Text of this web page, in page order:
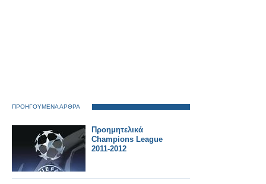
ΠΡΟΗΓΟΥΜΕΝΑ ΑΡΘΡΑ
Προημητελικά
Champions League
2011-2012